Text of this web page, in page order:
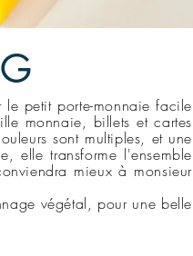
le petitporte-monnaie facile
monnaie, billets et cartes
sont multiples, et une
elle transforme l'ensemble
mieux à monsieur
végétal, pour une belle